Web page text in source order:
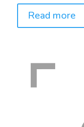
Read more